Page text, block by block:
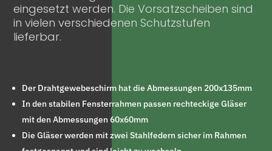
eingesetzt werden. Die Vorsatzscheiben sind
in vielen verschiedenen Schutzstufen
lieferbar.
Der Drahtgewebeschirm hat die Abmessungen 200x135mm
In den stabilen Fensterrahmen passen rechteckige Gläser
mit den Abmessungen 60x60mm
Die Gläser werden mit zwei Stahlfedern sicher im Rahmen